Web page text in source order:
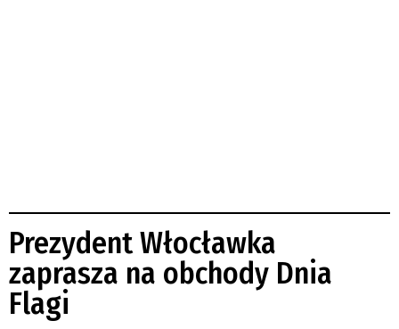
Prezydent Włocławka
zaprasza na obchody Dnia
Flagi